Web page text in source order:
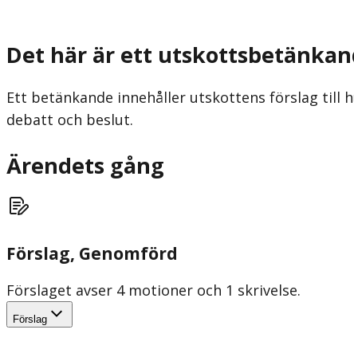
Det här är ett
Ett betänkande innehåller utskottens förslag till
debatt och beslut.
Ärendets gång
Förslag, Genomförd
Förslaget avser 4 motioner och 1 skrivelse.
Förslag